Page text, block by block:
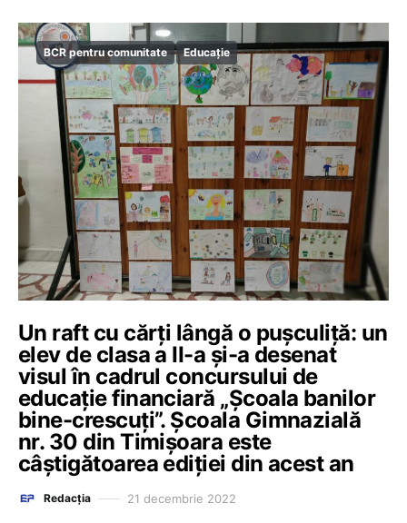
BCR pentru comunitate Educație
Un raft cu cărți lângă o pușculiță: un
elev de clasa a II-a și-a desenat
visul în cadrul concursului de
educație financiară „Școala banilor
bine-crescuți”. Școala Gimnazială
nr. 30 din Timișoara este
câștigătoarea ediției din acest an
Redacția 21 decembrie 2022